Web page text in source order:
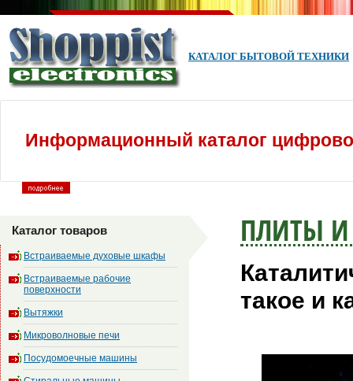
КАТАЛОГ БЫТОВОЙ ТЕХНИКИ
Информационный каталог
Каталог товаров
Встраиваемые духовые шкафы
Встраиваемые рабочие
поверхности
Вытяжки
Микроволновые печи
Посудомоечные машины
ПЛИТЫ
такое и